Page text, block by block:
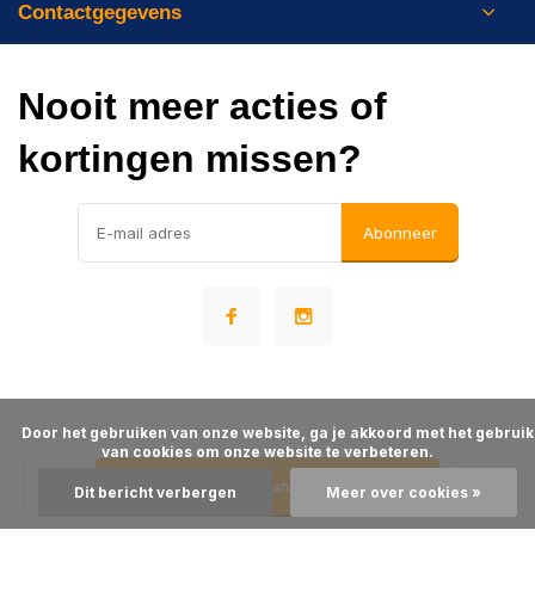
Toevoegen aan winkelwagen
Contactgegevens
Nooit meer acties of
kortingen missen?
Abonneer
Algemene voorwaarden Disclaimer Privacy Policy Sitemap
© Warehousesupply- Theme made byWebdinge
van cookies om onze website te verbeteren.
Dit bericht verbergen Meer over cookies »